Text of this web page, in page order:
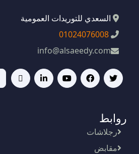
السعدي للتوريدات العمومية
info@alsaeedy.com
روابط
رجلاشات
مقابض